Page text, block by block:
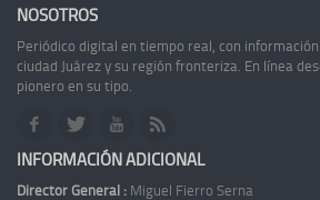
NOSOTROS
Periódico digital en tiempo real, con
ciudad Juárez y su región fronteriza. En línea
pionero en su tipo.
INFORMACIÓN ADICIONAL
Director General : Miguel Fierro Serna